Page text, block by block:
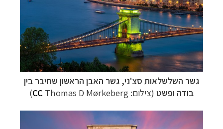
גשר השלשלאות סצ'ני, גשר האבן הראשון שחיבר בין
בודה ופשט (צילום: CC Thomas D Mørkeberg
)